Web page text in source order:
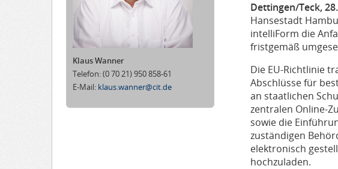
Klaus Wanner
Telefon:(0 70 21) 950 858-61
E-Mail: klaus.wanner@cit.de
Dettingen/Teck,
Hansestadt
intelliForm die
fristgemäß
Die EU-Richtlinie
Abschlüsse für
an staatlichen
zentralen Online-
sowie die
zuständigen
elektronisch
hochzuladen.